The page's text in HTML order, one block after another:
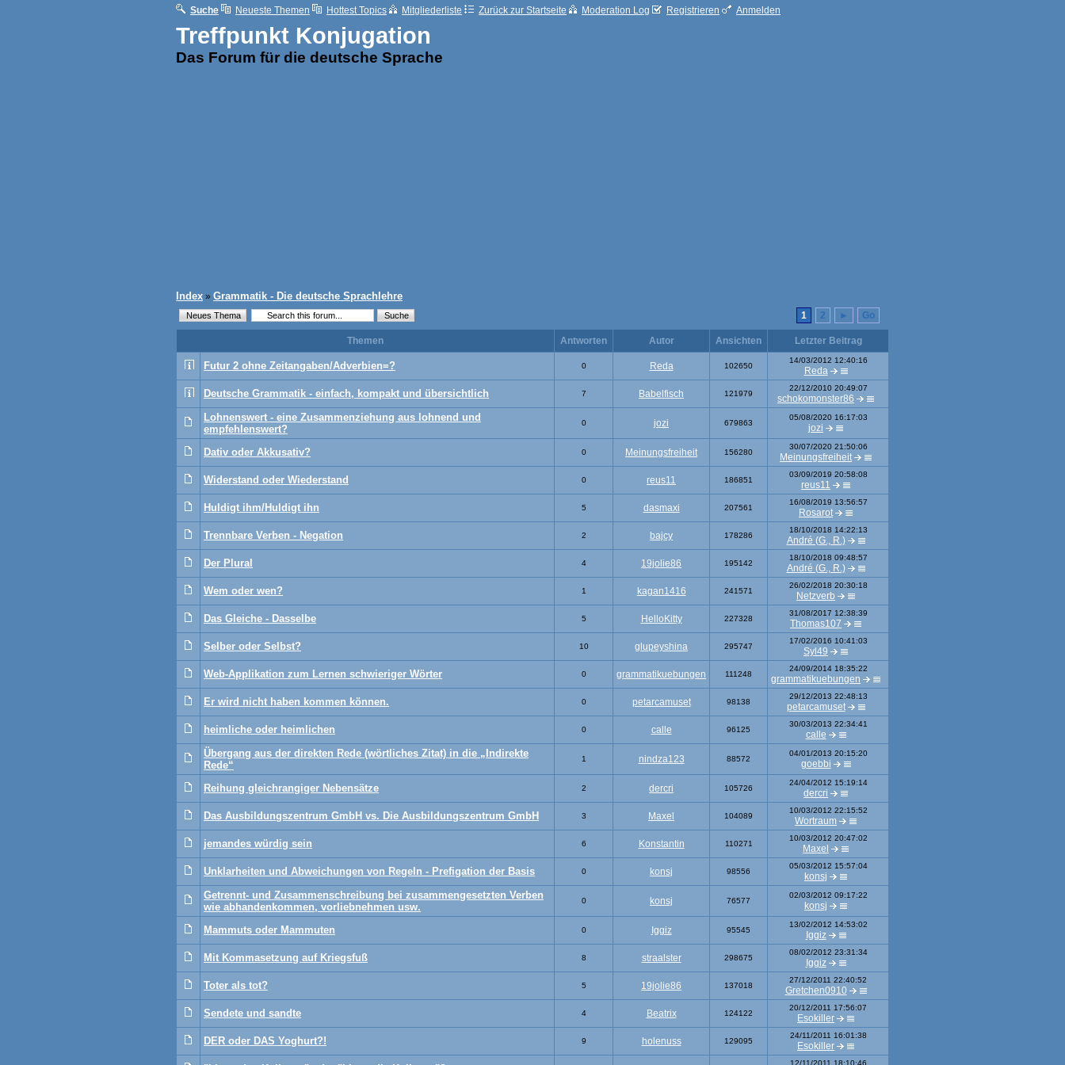
Suche Neueste Themen Hottest Topics Mitgliederliste Zurück zur Startseite Moderation Log Registrieren Anmelden
Treffpunkt Konjugation
Das Forum für die deutsche Sprache
Index » Grammatik - Die deutsche Sprachlehre
1 2 ► Go
Themen Antworten Autor Ansichten Letzter Beitrag
Futur 2 ohne Zeitangaben/Adverbien=? 0 Reda 102650
14/03/2012 12:40:16
Reda
Deutsche Grammatik - einfach, kompakt und übersichtlich 7 Babelfisch 121979
22/12/2010 20:49:07
schokomonster86
Lohnenswert - eine Zusammenziehung aus lohnend und
empfehlenswert?
0 jozi 679863
05/08/2020 16:17:03
jozi
Dativ oder Akkusativ? 0 Meinungsfreiheit 156280
30/07/2020 21:50:06
Meinungsfreiheit
Widerstand oder Wiederstand 0 reus11 186851
03/09/2019 20:58:08
reus11
Huldigt ihm/Huldigt ihn 5 dasmaxi 207561
16/08/2019 13:56:57
Rosarot
Trennbare Verben - Negation 2 bajcy 178286
18/10/2018 14:22:13
André (G., R.)
Der Plural 4 19jolie86 195142
18/10/2018 09:48:57
André (G., R.)
Wem oder wen? 1 kagan1416 241571
26/02/2018 20:30:18
Netzverb
Das Gleiche - Dasselbe 5 HelloKitty 227328
31/08/2017 12:38:39
Thomas107
Selber oder Selbst? 10 glupeyshina 295747
17/02/2016 10:41:03
Syl49
Web-Applikation zum Lernen schwieriger Wörter 0 grammatikuebungen 111248
24/09/2014 18:35:22
grammatikuebungen
Er wird nicht haben kommen können. 0 petarcamuset 98138
29/12/2013 22:48:13
petarcamuset
heimliche oder heimlichen 0 calle 96125
30/03/2013 22:34:41
calle
Übergang aus der direkten Rede (wörtliches Zitat) in die „Indirekte
Rede“
1 nindza123 88572
04/01/2013 20:15:20
goebbi
Reihung gleichrangiger Nebensätze 2 dercri 105726
24/04/2012 15:19:14
dercri
Das Ausbildungszentrum GmbH vs. Die Ausbildungszentrum GmbH 3 Maxel 104089
10/03/2012 22:15:52
Wortraum
jemandes würdig sein 6 Konstantin 110271
10/03/2012 20:47:02
Maxel
Unklarheiten und Abweichungen von Regeln - Prefigation der Basis 0 konsj 98556
05/03/2012 15:57:04
konsj
Getrennt- und Zusammenschreibung bei zusammengesetzten Verben
wie abhandenkommen, vorliebnehmen usw.
0 konsj 76577
02/03/2012 09:17:22
konsj
Mammuts oder Mammuten 0 Iggiz 95545
13/02/2012 14:53:02
Iggiz
Mit Kommasetzung auf Kriegsfuß 8 straalster 298675
08/02/2012 23:31:34
Iggiz
Toter als tot? 5 19jolie86 137018
27/12/2011 22:40:52
Gretchen0910
Sendete und sandte 4 Beatrix 124122
20/12/2011 17:56:07
Esokiller
DER oder DAS Yoghurt?! 9 holenuss 129095
24/11/2011 16:01:38
Esokiller
12/11/2011 18:10:46